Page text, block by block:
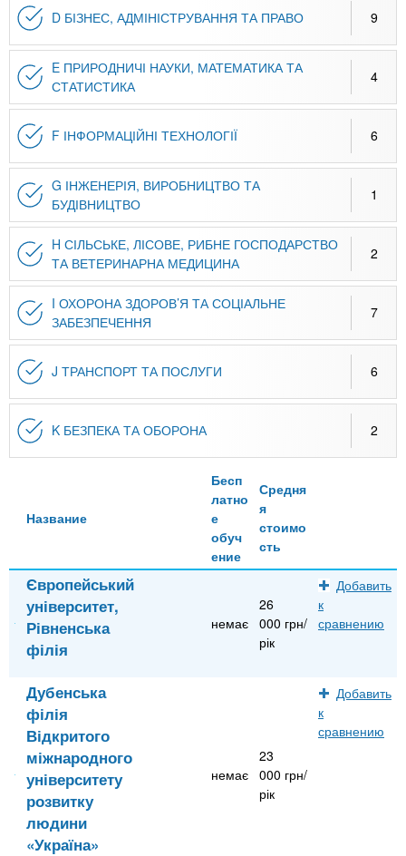
D БІЗНЕС, АДМІНІСТРУВАННЯ ТА ПРАВО 9
E ПРИРОДНИЧІ НАУКИ, МАТЕМАТИКА ТА
СТАТИСТИКА
4
F ІНФОРМАЦІЙНІ ТЕХНОЛОГІЇ 6
G ІНЖЕНЕРІЯ, ВИРОБНИЦТВО ТА
БУДІВНИЦТВО
1
H СІЛЬСЬКЕ, ЛІСОВЕ, РИБНЕ ГОСПОДАРСТВО
ТА ВЕТЕРИНАРНА МЕДИЦИНА
2
I ОХОРОНА ЗДОРОВ’Я ТА СОЦІАЛЬНЕ
ЗАБЕЗПЕЧЕННЯ
7
J ТРАНСПОРТ ТА ПОСЛУГИ 6
K БЕЗПЕКА ТА ОБОРОНА 2
Название
Бесп
латно
е
обуч
ение
Средня
я
стоимо
сть
Європейський
університет,
Рівненська
філія
немає
26
000 грн/
рік
Добавить
к
сравнению
Дубенська
філія
Відкритого
міжнародного
університету
розвитку
людини
«Україна»
немає
23
000 грн/
рік
Добавить
к
сравнению